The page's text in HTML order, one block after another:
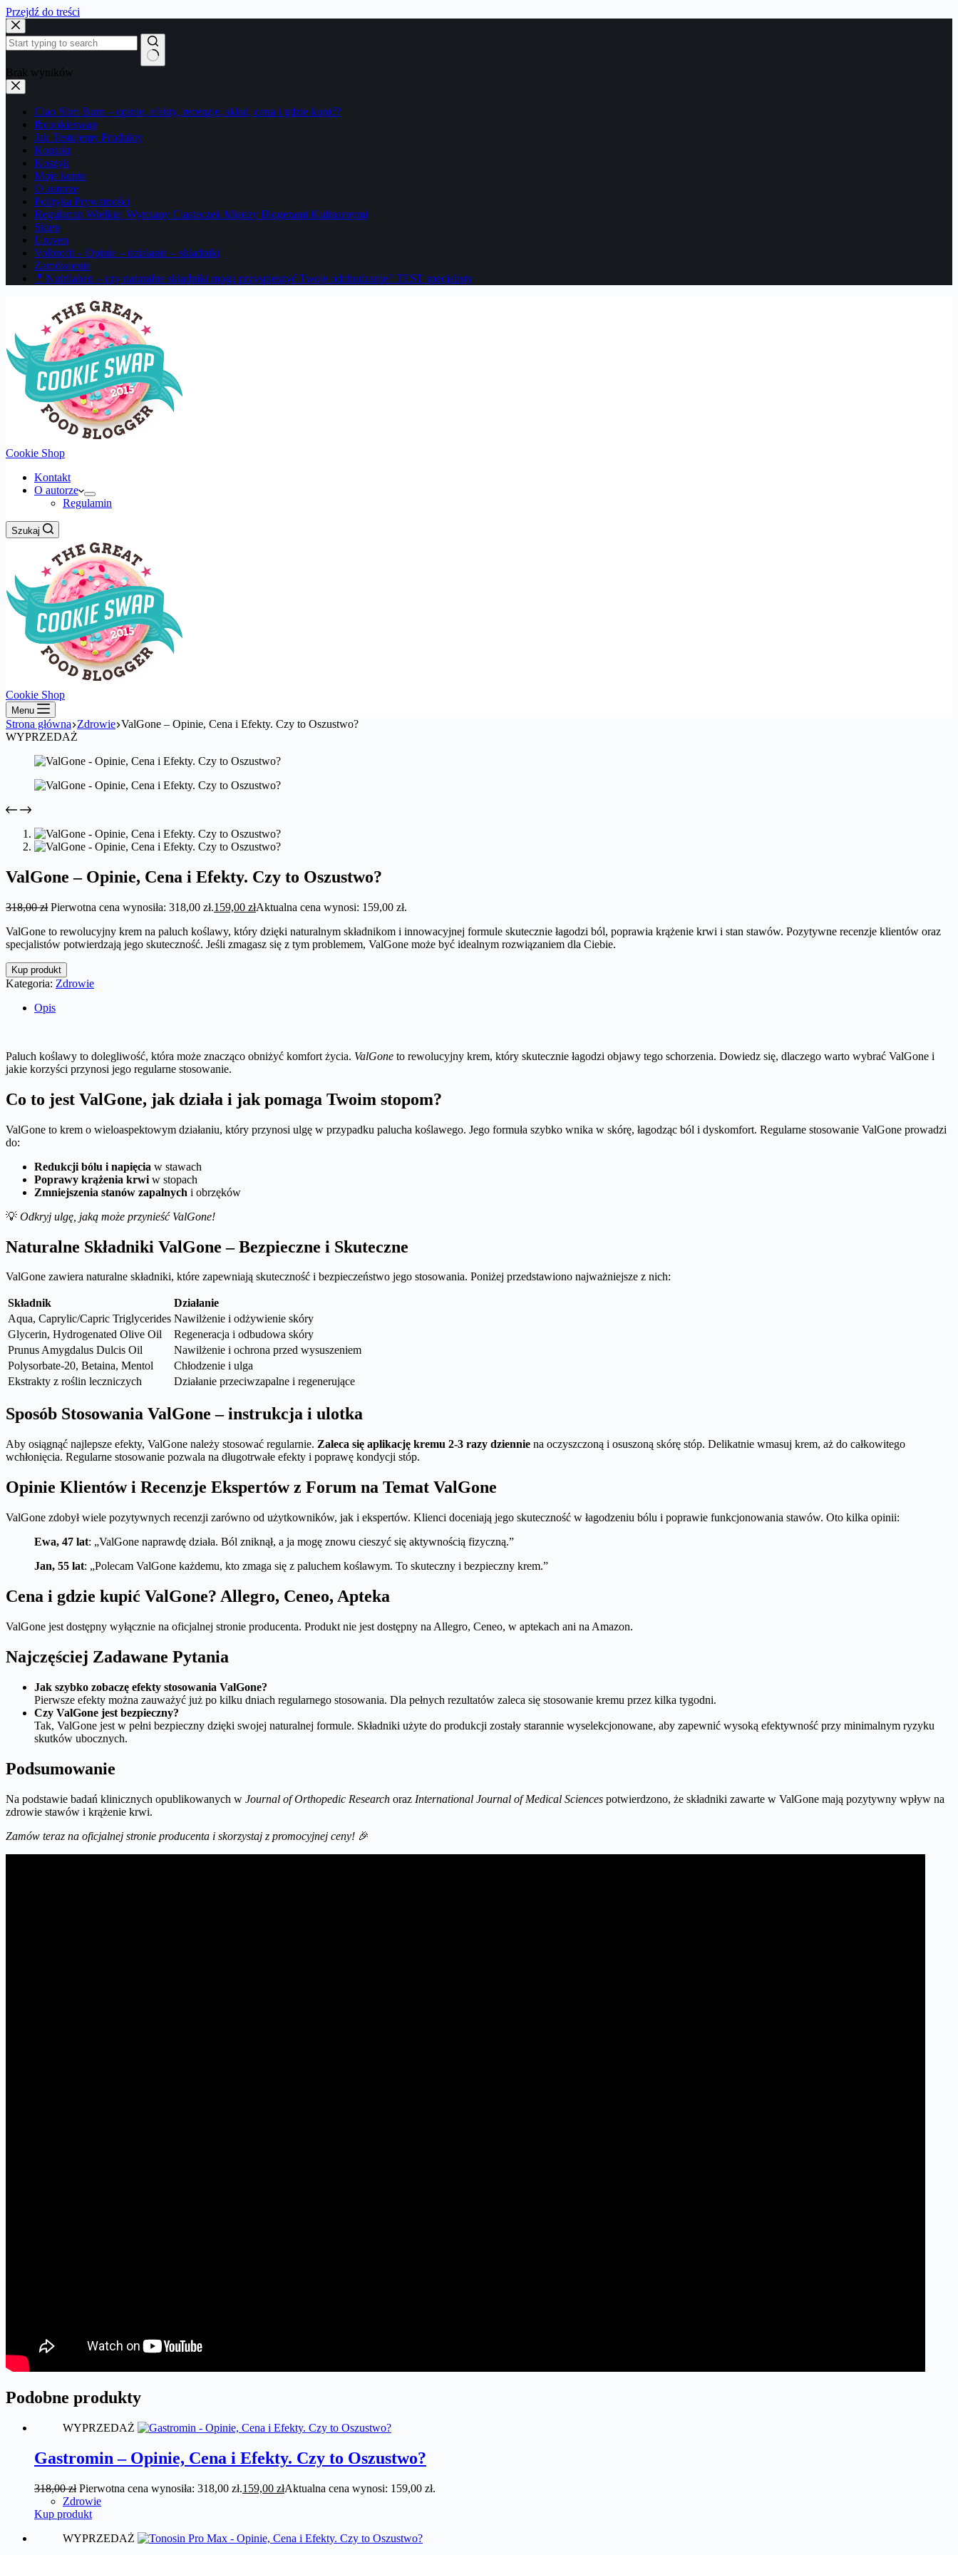
Przejdź do treści
Brak wyników
Ciao Slim Burn – opinie, efekty, recenzje, skład, cena i gdzie kupić?
fbcookieswap
Jak Testujemy Produkty
Kontakt
Koszyk
Moje konto
O autorze
Polityka Prywatności
Regulamin Wielkiej Wymiany Ciasteczek Między Blogerami Kulinarnymi
Sklep
Uroven
Volbrofit – Opinie – działanie – składniki
Zamówienie
💊Nutrilaben – czy naturalne składniki mogą przyspieszyć Twoje odchudzanie? TEST specjalisty
Cookie Shop
Kontakt
O autorze
Regulamin
Szukaj
Cookie Shop
Menu
Strona główna Zdrowie ValGone – Opinie, Cena i Efekty. Czy to Oszustwo?
WYPRZEDAŻ
ValGone – Opinie, Cena i Efekty. Czy to Oszustwo?
318,00zł Pierwotna cena wynosiła: 318,00 zł.159,00 złAktualna cena wynosi: 159,00 zł.
ValGone to rewolucyjny krem na paluch koślawy, który dzięki naturalnym składnikom i innowacyjnej formule skutecznie łagodzi ból, poprawia krążenie krwi i stan stawów. Pozytywne recenzje klientów oraz
specjalistów potwierdzają jego skuteczność. Jeśli zmagasz się z tym problemem, ValGone może być idealnym rozwiązaniem dla Ciebie.
Kup produkt
Kategoria: Zdrowie
Opis
Paluch koślawy to dolegliwość, która może znacząco obniżyć komfort życia. ValGone to rewolucyjny krem, który skutecznie łagodzi objawy tego schorzenia. Dowiedz się, dlaczego warto wybrać ValGone i
jakie korzyści przynosi jego regularne stosowanie.
Co to jest ValGone, jak działa i jak pomaga Twoim stopom?
ValGone to krem o wieloaspektowym działaniu, który przynosi ulgę w przypadku palucha koślawego. Jego formuła szybko wnika w skórę, łagodząc ból i dyskomfort. Regularne stosowanie ValGone prowadzi
do:
Redukcji bólu i napięcia w stawach
Poprawy krążenia krwi w stopach
Zmniejszenia stanów zapalnych i obrzęków
💡 Odkryj ulgę, jaką może przynieść ValGone!
Naturalne Składniki ValGone – Bezpieczne i Skuteczne
ValGone zawiera naturalne składniki, które zapewniają skuteczność i bezpieczeństwo jego stosowania. Poniżej przedstawiono najważniejsze z nich:
Składnik
Działanie
Aqua, Caprylic/Capric Triglycerides Nawilżenie i odżywienie skóry
Glycerin, Hydrogenated Olive Oil
Regeneracja i odbudowa skóry
Prunus Amygdalus Dulcis Oil
Nawilżenie i ochrona przed wysuszeniem
Polysorbate-20, Betaina, Mentol
Chłodzenie i ulga
Ekstrakty z roślin leczniczych
Działanie przeciwzapalne i regenerujące
Sposób Stosowania ValGone – instrukcja i ulotka
Aby osiągnąć najlepsze efekty, ValGone należy stosować regularnie. Zaleca się aplikację kremu 2-3 razy dziennie na oczyszczoną i osuszoną skórę stóp. Delikatnie wmasuj krem, aż do całkowitego
wchłonięcia. Regularne stosowanie pozwala na długotrwałe efekty i poprawę kondycji stóp.
Opinie Klientów i Recenzje Ekspertów z Forum na Temat ValGone
ValGone zdobył wiele pozytywnych recenzji zarówno od użytkowników, jak i ekspertów. Klienci doceniają jego skuteczność w łagodzeniu bólu i poprawie funkcjonowania stawów. Oto kilka opinii:
Ewa, 47 lat: „ValGone naprawdę działa. Ból zniknął, a ja mogę znowu cieszyć się aktywnością fizyczną.”
Jan, 55 lat: „Polecam ValGone każdemu, kto zmaga się z paluchem koślawym. To skuteczny i bezpieczny krem.”
Cena i gdzie kupić ValGone? Allegro, Ceneo, Apteka
ValGone jest dostępny wyłącznie na oficjalnej stronie producenta. Produkt nie jest dostępny na Allegro, Ceneo, w aptekach ani na Amazon.
Najczęściej Zadawane Pytania
Jak szybko zobaczę efekty stosowania ValGone?
Pierwsze efekty można zauważyć już po kilku dniach regularnego stosowania. Dla pełnych rezultatów zaleca się stosowanie kremu przez kilka tygodni.
Czy ValGone jest bezpieczny?
Tak, ValGone jest w pełni bezpieczny dzięki swojej naturalnej formule. Składniki użyte do produkcji zostały starannie wyselekcjonowane, aby zapewnić wysoką efektywność przy minimalnym ryzyku
skutków ubocznych.
Podsumowanie
Na podstawie badań klinicznych opublikowanych w Journal of Orthopedic Research oraz International Journal of Medical Sciences potwierdzono, że składniki zawarte w ValGone mają pozytywny wpływ na
zdrowie stawów i krążenie krwi.
Zamów teraz na oficjalnej stronie producenta i skorzystaj z promocyjnej ceny! 🎉
Podobne produkty
WYPRZEDAŻ
Gastromin – Opinie, Cena i Efekty. Czy to Oszustwo?
318,00zł Pierwotna cena wynosiła: 318,00 zł.159,00 złAktualna cena wynosi: 159,00 zł.
Zdrowie
Kup produkt
WYPRZEDAŻ